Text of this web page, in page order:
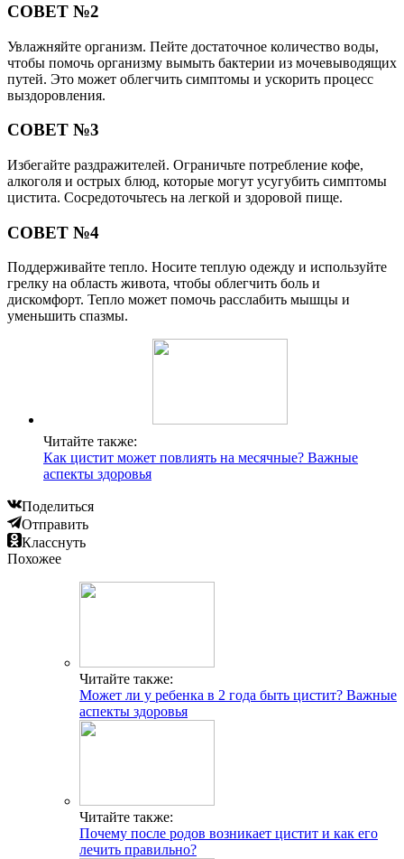
СОВЕТ №2
Увлажняйте организм. Пейте достаточное количество воды,
чтобы помочь организму вымыть бактерии из мочевыводящих
путей. Это может облегчить симптомы и ускорить процесс
выздоровления.
СОВЕТ №3
Избегайте раздражителей. Ограничьте потребление кофе,
алкоголя и острых блюд, которые могут усугубить симптомы
цистита. Сосредоточьтесь на легкой и здоровой пище.
СОВЕТ №4
Поддерживайте тепло. Носите теплую одежду и используйте
грелку на область живота, чтобы облегчить боль и
дискомфорт. Тепло может помочь расслабить мышцы и
уменьшить спазмы.
Читайте также:
Как цистит может повлиять на месячные? Важные
аспекты здоровья
Поделиться
Отправить
Класснуть
Похожее
Читайте также:
Может ли у ребенка в 2 года быть цистит? Важные
аспекты здоровья
Читайте также:
Почему после родов возникает цистит и как его
лечить правильно?